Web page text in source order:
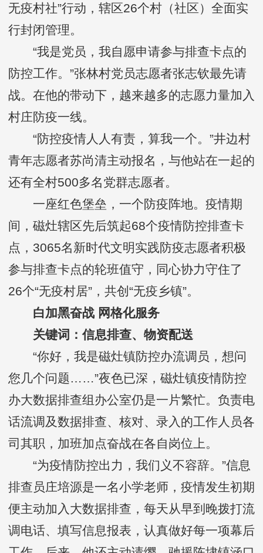
无疫村社”行动，辖区26个村（社区）全面实
行封闭管理。
“我是党员，我自愿申请参与排查卡点的
防控工作。”张林村党员志愿者张志钦最先请
战。在他的带动下，越来越多的志愿力量加入
村庄防疫一线。
“防控疫情人人有责，算我一个。”井边村
青年志愿者苏尚清主动报名，与他站在一起的
还有全村500多名党群志愿者。
一座红色堡垒，一个防疫阵地。疫情期
间，磁灶辖区先后筑起68个疫情防控排查卡
点，3065名新时代文明实践防疫志愿者积极
参与排查卡点的轮班值守，同心协力守住了
26个“无疫村居”，共创“无疫乡镇”。
白加黑奋战 网格化服务
关键词：信息排查、物资配送
“你好，我是磁灶镇防控办流调员，想问
您几个问题……”夜色已深，磁灶镇疫情防控
办大数据排查组办公室仍是一片繁忙。负责电
话流调及数据排查、核对、录入的工作人员各
司其职，加班加点奋战在各自岗位上。
“为疫情防控出力，我们义不容辞。”信息
排查员庄培源是一名小学老师，疫情发生初期
便主动加入大数据排查，每天从早到晚拨打流
调电话、填写信息报表，认真做好每一项幕后